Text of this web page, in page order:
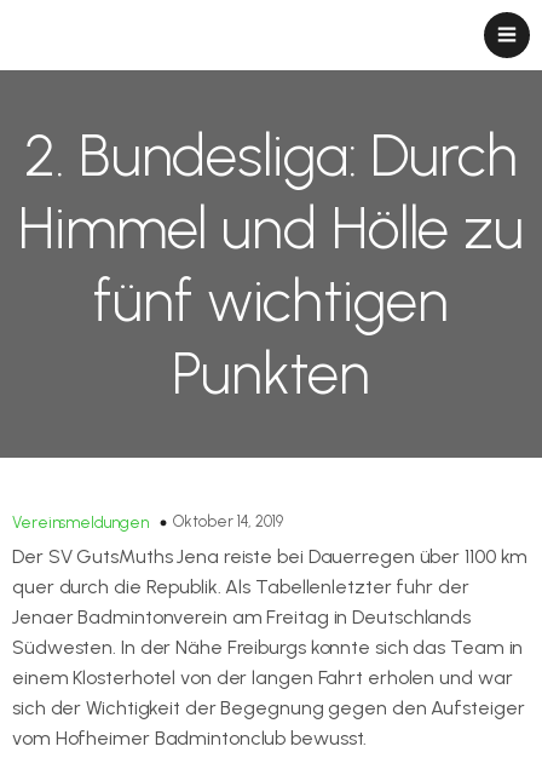
2. Bundesliga: Durch
Himmel und Hölle zu
fünf wichtigen
Punkten
Vereinsmeldungen Oktober 14, 2019
Der SV GutsMuths Jena reiste bei Dauerregen über 1100 km
quer durch die Republik. Als Tabellenletzter fuhr der
Jenaer Badmintonverein am Freitag in Deutschlands
Südwesten. In der Nähe Freiburgs konnte sich das Team in
einem Klosterhotel von der langen Fahrt erholen und war
sich der Wichtigkeit der Begegnung gegen den Aufsteiger
vom Hofheimer Badmintonclub bewusst.